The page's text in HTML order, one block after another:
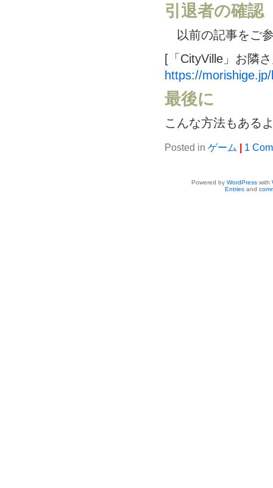
引退者の確認
以前の記事をご
[「CityVille」お隣
https://
最後に
こんな方法もある
Posted in ゲーム 1
Powered by WordPresswith
Entriesand